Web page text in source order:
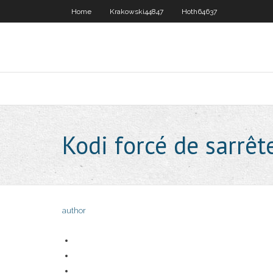
Home Krakowski44847 Hoth64637
Kodi forcé de
author